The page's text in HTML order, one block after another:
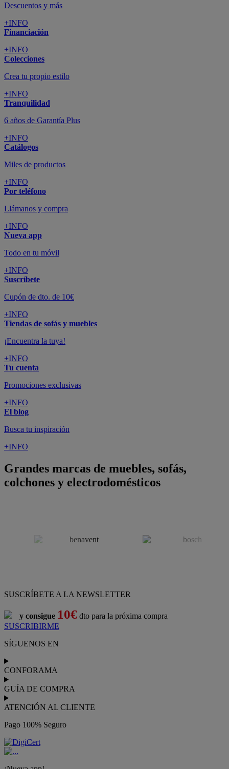
Descuentos y más
+INFO
Financiación
+INFO
Colecciones
Crea tu propio estilo
+INFO
Tranquilidad
6 años de Garantía Plus
+INFO
Catálogos
Miles de productos
+INFO
Por teléfono
Llámanos y compra
+INFO
Nueva app
Todo en tu móvil
+INFO
Suscríbete
Cupón de dto. de 10€
+INFO
Tiendas de sofás y muebles
¡Encuentra la tuya!
+INFO
Tu cuenta
Promociones exclusivas
+INFO
El blog
Busca tu inspiración
+INFO
Grandes marcas de muebles, sofás,
colchones y electrodomésticos
SUSCRÍBETE A LA NEWSLETTER
y consigue 10€ dto para la próxima compra
SUSCRIBIRME
SÍGUENOS EN
CONFORAMA
GUÍA DE COMPRA
ATENCIÓN AL CLIENTE
Pago 100% Seguro